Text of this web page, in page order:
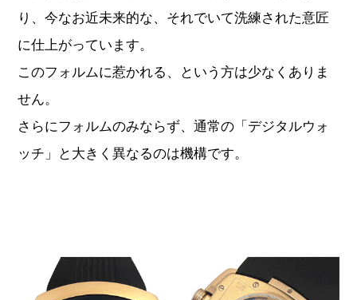
り、今なお近未来的な、それでいて洗練された意匠
に仕上がっています。
このフォルムに惹かれる、という方は少なくありま
せん。
さらにフォルムのみならず、通常の「デジタルウォ
ッチ」と大きく異なるのは機構です。